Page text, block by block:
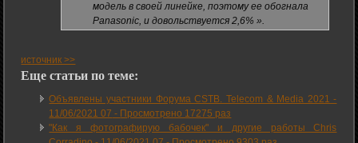
модель в своей линейке, поэтому ее обогнала
Panasonic, и довольствуется 2,6% ».
источник >>
Еще статьи по теме:
Объявлены участники Форума CSTB. Telecom & Media 2021 -
11/06/2021 07 - Просмотрено 17275 раз
"Как я фотографирую бабочек" и другие работы Chris